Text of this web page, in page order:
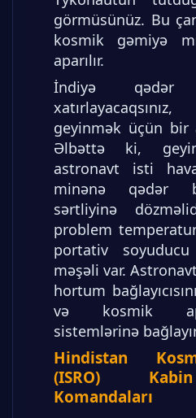
görmüsünüz. Bu
kosmik gəmiyə
aparılır.
İndiyə qədər
geyinmək üçün bir
Əlbəttə ki,
astronavt isti
minənə qədər
sərtliyinə
problem
portativ
məşəli var.
hortum
və kosmik
sistemlərinə
Hindistan
(ISRO)
Komandaları